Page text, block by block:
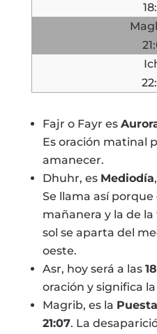
Fajr o Fayr es
Es oración matinal
amanecer.
Dhuhr, es Mediodía
Se llama así
mañanera y la de
sol se aparta del
oeste.
Asr, hoy será a las
oración y significa la
Magrib, es la
21:07. La